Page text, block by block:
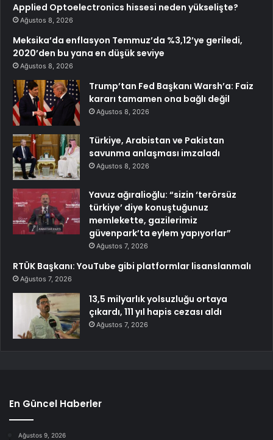
Applied Optoelectronics hissesi neden yükselişte?
Ağustos 8, 2026
Meksika’da enflasyon Temmuz’da %3,12’ye geriledi,
2020’den bu yana en düşük seviye
Ağustos 8, 2026
Trump’tan Fed Başkanı Warsh’a: Faiz
kararı tamamen ona bağlı değil
Ağustos 8, 2026
Türkiye, Arabistan ve Pakistan
savunma anlaşması imzaladı
Ağustos 8, 2026
Yavuz ağıralioğlu: “sizin ‘terörsüz
türkiye’ diye konuştuğunuz
memlekette, gazilerimiz
güvenpark’ta eylem yapıyorlar”
Ağustos 7, 2026
RTÜK Başkanı: YouTube gibi platformlar lisanslanmalı
Ağustos 7, 2026
13,5 milyarlık yolsuzluğu ortaya
çıkardı, 111 yıl hapis cezası aldı
Ağustos 7, 2026
En Güncel Haberler
Ağustos 9, 2026